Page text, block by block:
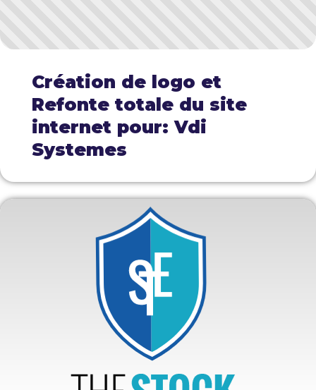
Création de logo et
Refonte totale du site
internet pour: Vdi
Systemes